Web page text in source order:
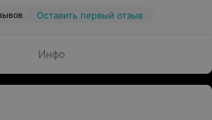
Оставить первый отзыв
Инфо